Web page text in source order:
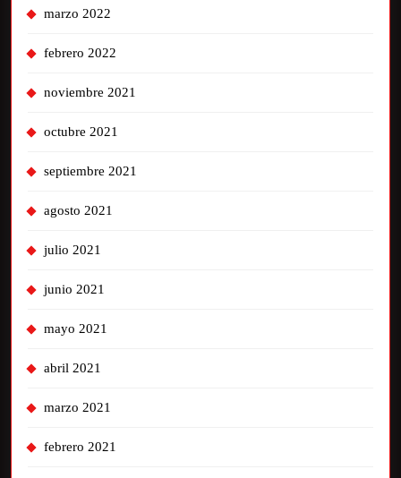
marzo 2022
febrero 2022
noviembre 2021
octubre 2021
septiembre 2021
agosto 2021
julio 2021
junio 2021
mayo 2021
abril 2021
marzo 2021
febrero 2021